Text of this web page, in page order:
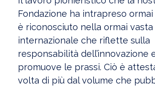
Fondazione ha intrapreso
è riconosciuto nella ormai
internazionale che riflette sulla
responsabilità dell’innovazione
promuove le prassi. Ciò è
volta di più dal volume che